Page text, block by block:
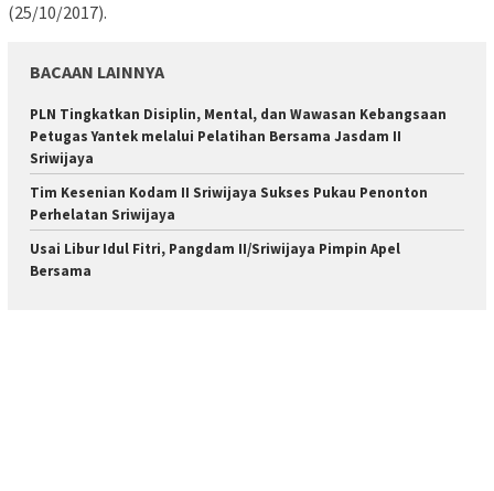
(25/10/2017).
BACAAN LAINNYA
PLN Tingkatkan Disiplin, Mental, dan Wawasan Kebangsaan
Petugas Yantek melalui Pelatihan Bersama Jasdam II
Sriwijaya
Tim Kesenian Kodam II Sriwijaya Sukses Pukau Penonton
Perhelatan Sriwijaya
Usai Libur Idul Fitri, Pangdam II/Sriwijaya Pimpin Apel
Bersama